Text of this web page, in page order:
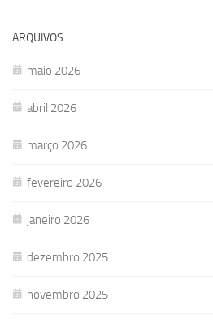
ARQUIVOS
maio 2026
abril 2026
março 2026
fevereiro 2026
janeiro 2026
dezembro 2025
novembro 2025